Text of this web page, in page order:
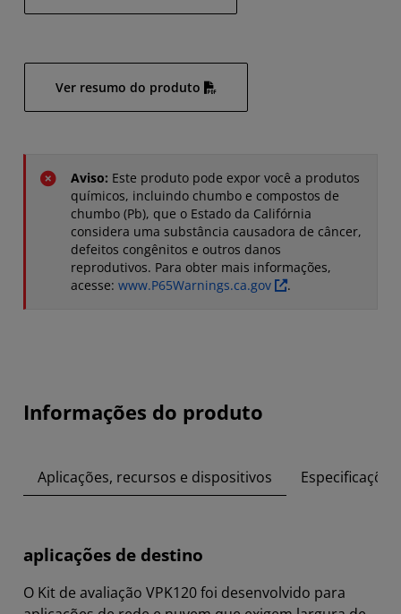
Ver resumo do produto
Aviso: Este produto pode expor você a produtos
químicos, incluindo chumbo e compostos de
chumbo (Pb), que o Estado da Califórnia
considera uma substância causadora de câncer,
defeitos congênitos e outros danos
reprodutivos. Para obter mais informações,
acesse: www.P65Warnings.ca.gov .
Informações do produto
Aplicações, recursos e dispositivos Especificações
aplicações de destino
O Kit de avaliação VPK120 foi desenvolvido para